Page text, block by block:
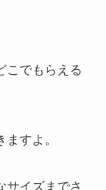
こでもらえる
すよ。
サイズまでさ